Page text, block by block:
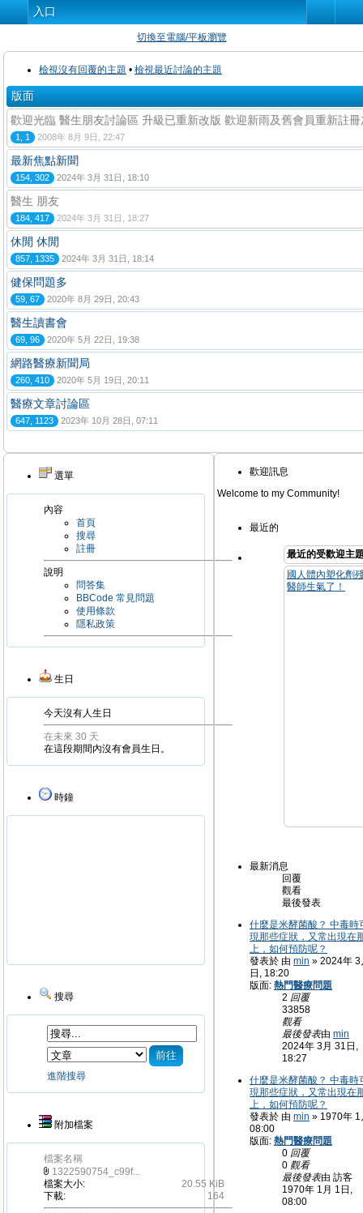
入口
切換至電腦/平板瀏覽
檢視沒有回覆的主題 • 檢視最近討論的主題
版面
歡迎光臨 醫生朋友討論區 升級已重新改版 歡迎新雨及舊會員重新註冊
1, 1 2008年 8月 9日, 22:47
最新焦點新聞
154, 302 2024年 3月 31日, 18:10
醫生 朋友
184, 417 2024年 3月 31日, 18:27
休閒 休閒
857, 1335 2024年 3月 31日, 18:14
健保問題多
59, 67 2020年 8月 29日, 20:43
醫生讀書會
69, 96 2020年 5月 22日, 19:38
網路醫療新聞局
260, 410 2020年 5月 19日, 20:11
醫療文章討論區
647, 1123 2023年 10月 28日, 07:11
選單
內容
首頁
搜尋
註冊
說明
問答集
BBCode 常見問題
使用條款
隱私政策
生日
今天沒有人生日
在未來 30 天
在這段期間內沒有會員生日。
時鐘
搜尋
進階搜尋
附加檔案
檔案名稱
1322590754_c99f...
檔案大小:
20.55 KiB
下載:
164
歡迎訊息
Welcome to my Community!
最近的
最近的受歡迎主
國人體內塑化劑
醫師生氣了！
最新消息
回覆
觀看
最後發表
什麼是米酵菌酸？ 中毒時
現那些症狀，又常出現在
上，如何預防呢？
發表於 由 min » 2024年 3
日, 18:20
版面: 熱門醫療問題
2 回覆
33858
觀看
最後發表由 min
2024年 3月 31日,
18:27
什麼是米酵菌酸？ 中毒時
現那些症狀，又常出現在
上，如何預防呢？
發表於 由 min » 1970年 1
08:00
版面: 熱門醫療問題
0 回覆
0 觀看
最後發表由 訪客
1970年 1月 1日,
08:00